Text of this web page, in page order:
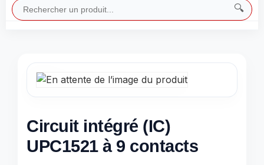
🔍
Circuit intégré (IC)
UPC1521 à 9 contacts